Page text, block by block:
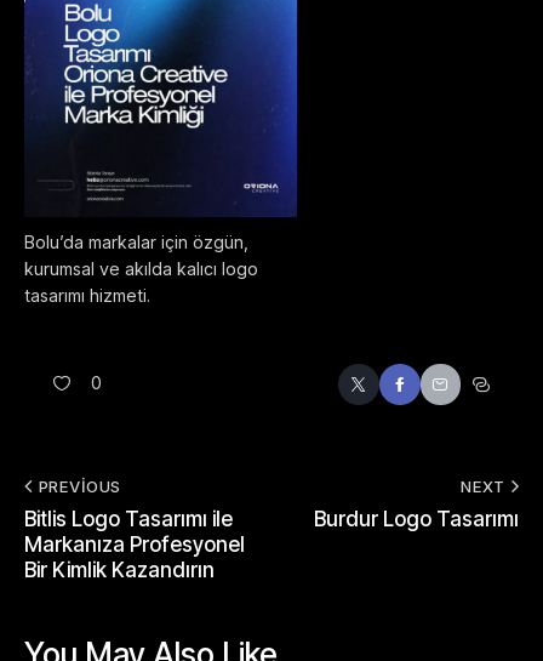
Bolu’da markalar için özgün,
kurumsal ve akılda kalıcı logo
tasarımı hizmeti.
0
PREVIOUS
Bitlis Logo Tasarımı ile
Markanıza Profesyonel
Bir Kimlik Kazandırın
NEXT
Burdur Logo Tasarımı